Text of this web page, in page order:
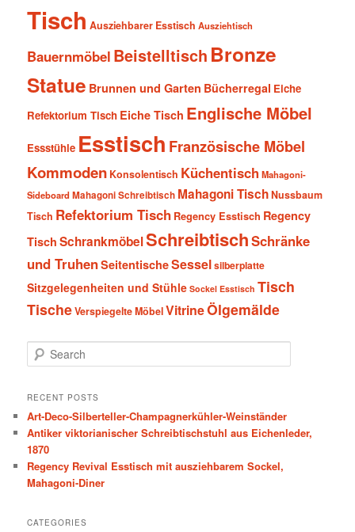
Tisch Ausziehbarer Esstisch Ausziehtisch
Bauernmöbel Beistelltisch Bronze
Statue Brunnen und Garten Bücherregal Eiche
Refektorium Tisch Eiche Tisch Englische Möbel
Essstühle Esstisch Französische Möbel
Kommoden Konsolentisch Küchentisch Mahagoni-
SideboardMahagoni Schreibtisch Mahagoni TischNussbaum
Tisch Refektorium Tisch Regency Esstisch Regency
Tisch SchrankmöbelSchreibtischSchränke
und TruhenSeitentischeSesselsilberplatte
Sitzgelegenheiten und Stühle Sockel Esstisch Tisch
TischeVerspiegelte MöbelVitrineÖlgemälde
e
r
h
RECENT POSTS
Art-Deco-Silberteller-Champagnerkühler-Weinständer
Antiker viktorianischer Schreibtischstuhl aus Eichenleder,
1870
Regency Revival Esstisch mit ausziehbarem Sockel,
Mahagoni-Diner
CATEGORIES